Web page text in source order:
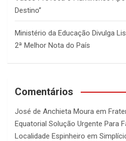
Destino”
Ministério da Educação Divulga
2ª Melhor Nota do País
Comentários
José de Anchieta Moura em
Equatorial Solução Urgente Para
Localidade Espinheiro em